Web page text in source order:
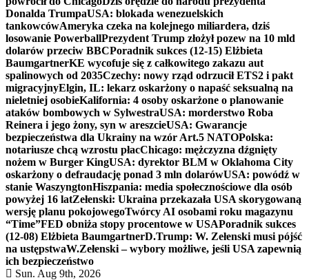
Donalda TrumpaUSA: blokada wenezuelskich
tankowcówAmeryka czeka na kolejnego miliardera, dziś
losowanie PowerballPrezydent Trump złożył pozew na 10 mld
dolarów przeciw BBCPoradnik sukces (12-15) Elżbieta
BaumgartnerKE wycofuje się z całkowitego zakazu aut
spalinowych od 2035Czechy: nowy rząd odrzucił ETS2 i pakt
migracyjnyElgin, IL: lekarz oskarżony o napaść seksualną na
nieletniej osobieKalifornia: 4 osoby oskarżone o planowanie
ataków bombowych w SylwestraUSA: morderstwo Roba
Reinera i jego żony, syn w areszcieUSA: Gwarancje
bezpieczeństwa dla Ukrainy na wzór Art.5 NATOPolska:
notariusze chcą wzrostu płacChicago: mężczyzna dźgnięty
nożem w Burger KingUSA: dyrektor BLM w Oklahoma City
oskarżony o defraudację ponad 3 mln dolarówUSA: powódź w
stanie WaszyngtonHiszpania: media społecznościowe dla osób
powyżej 16 latZełenski: Ukraina przekazała USA skorygowaną
wersję planu pokojowegoTwórcy AI osobami roku magazynu
“Time”FED obniża stopy procentowe w USAPoradnik sukces
(12-08) Elżbieta BaumgartnerD.Trump: W. Zełenski musi pójść
na ustępstwaW.Zełenski – wybory możliwe, jeśli USA zapewnią
ich bezpieczeństwo
Sun. Aug 9th, 2026